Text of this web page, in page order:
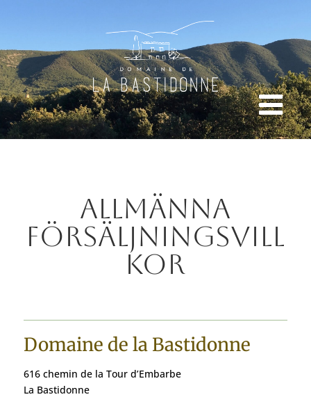
Allmänna
försäljningsvill
kor
Domaine de la Bastidonne
616 chemin de la Tour d’Embarbe
La Bastidonne